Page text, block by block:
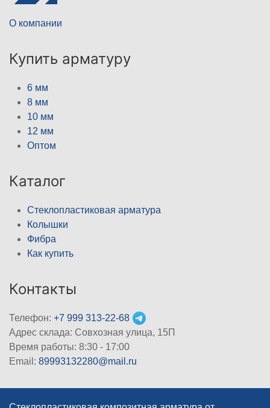
О компании
Купить арматуру
6 мм
8 мм
10 мм
12 мм
Оптом
Каталог
Стеклопластиковая арматура
Колышки
Фибра
Как купить
Контакты
Телефон: +7 999 313-22-68
Адрес склада: Совхозная улица, 15П
Время работы: 8:30 - 17:00
Email: 89993132280@mail.ru